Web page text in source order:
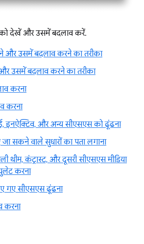
देखें और उसमें बदलाव करें.
और उसमें बदलाव करने का तरीका
उसमें बदलाव करने का तरीका
करना
करना
इनऐक्टिव, और अन्य सीएसएस को ढूंढना
सकने वाले सुधारों का पता लगाना
थीम, कंट्रास्ट, और दूसरी सीएसएस मीडिया
करना
गए सीएसएस ढूंढना
करना